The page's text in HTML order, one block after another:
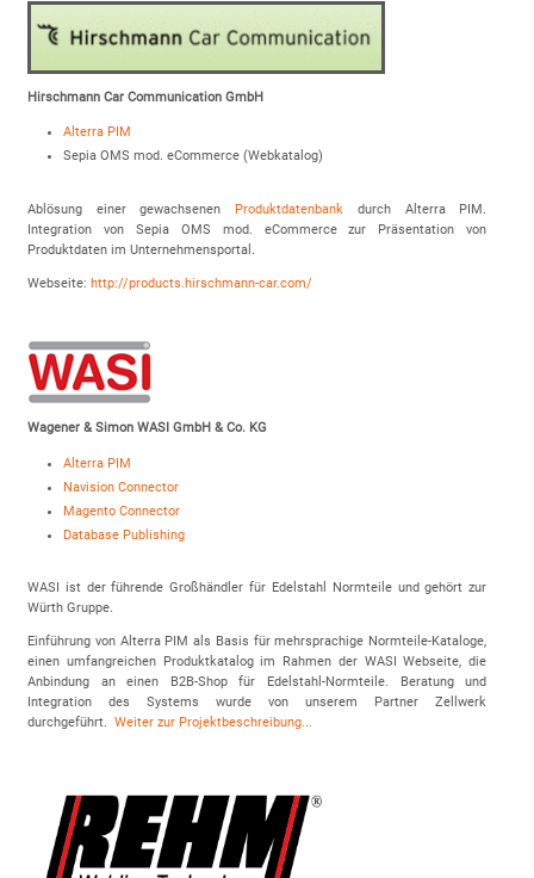
Hirschmann Car Communication GmbH
Alterra PIM
Sepia OMS mod. eCommerce (Webkatalog)
Ablösung einer gewachsenen Produktdatenbank durch Alterra PIM.
Integration von Sepia OMS mod. eCommerce zur Präsentation von
Produktdaten im Unternehmensportal.
Webseite: http://products.hirschmann-car.com/
Wagener & Simon WASI GmbH & Co. KG
Alterra PIM
Navision Connector
Magento Connector
Database Publishing
WASI ist der führende Großhändler für Edelstahl Normteile und gehört zur
Würth Gruppe.
Einführung von Alterra PIM als Basis für mehrsprachige Normteile-Kataloge,
einen umfangreichen Produktkatalog im Rahmen der WASI Webseite, die
Anbindung an einen B2B-Shop für Edelstahl-Normteile. Beratung und
Integration des Systems wurde von unserem Partner Zellwerk
durchgeführt. Weiter zur Projektbeschreibung...